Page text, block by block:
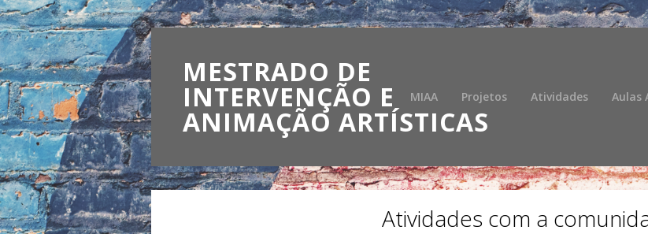
MESTRADO DE
INTERVENÇÃO E
ANIMAÇÃO ARTÍSTICAS
MIAA Projetos Atividades Aulas
Atividades com a